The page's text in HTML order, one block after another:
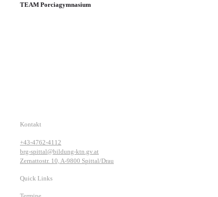
TEAM Porciagymnasium
Kontakt
+43-4762-4112
brg-spittal@bildung-ktn.gv.at
Zernattostr. 10, A-9800 Spittal/Drau
Quick Links